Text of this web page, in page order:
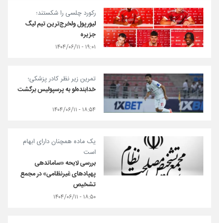
رکورد چلسی را شکستند؛
لیورپول ولخرج‌ترین تیم لیگ
جزیره
۱۹:۰۱ - ۱۴۰۴/۰۶/۱۱
تمرین زیر نظر کادر پزشکی؛
خدابنده‌لو به پرسپولیس برگشت
۱۸:۵۴ - ۱۴۰۴/۰۶/۱۱
یک ماده همچنان دارای ابهام
است
بررسی لایحه «ساماندهی
پهپادهای غیرنظامی» در مجمع
تشخیص
۱۸:۵۰ - ۱۴۰۴/۰۶/۱۱